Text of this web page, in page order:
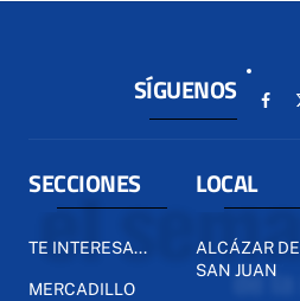
SÍGUENOS
SECCIONES
TE INTERESA...
MERCADILLO
LOCAL
ALCÁZAR DE
SAN JUAN